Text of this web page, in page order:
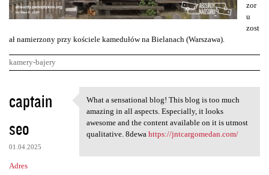
zor
u
zost
ał namierzony przy kościele kamedułów na Bielanach (Warszawa).
kamery-bajery
K
o
m
e
n
captain
seo
01.04.2025
Adres
What a sensational blog! This
What a sensational blog! This blog is too much
amazing in all aspects. Especially, it looks
awesome and the content available on it is utmost
qualitative. 8dewa https://jntcargomedan.com/